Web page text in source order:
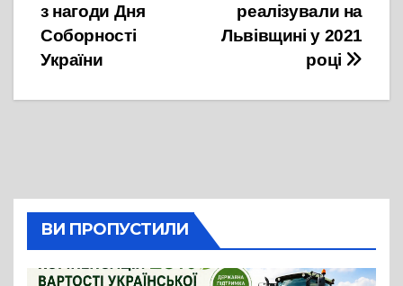
реалізували на
Львівщині у 2021
році
з нагоди Дня
Соборності
України
ВИ ПРОПУСТИЛИ